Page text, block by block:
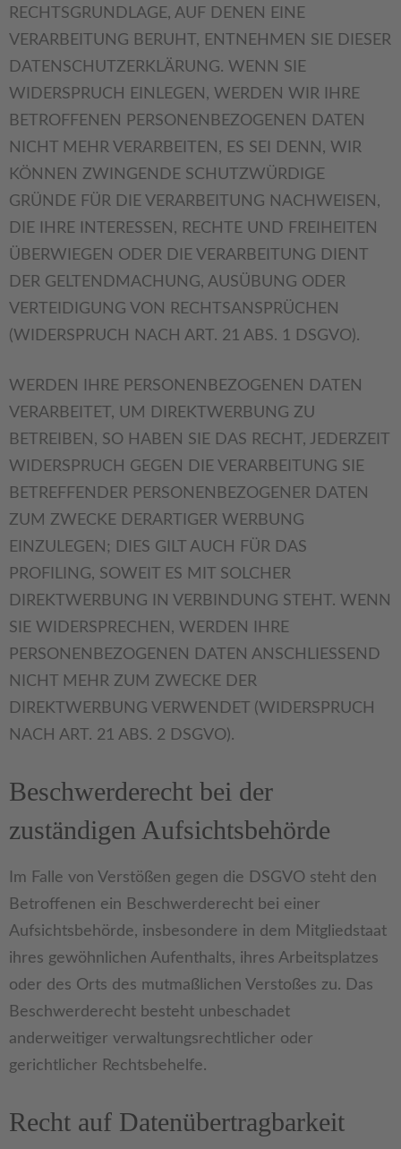
RECHTSGRUNDLAGE, AUF DENEN EINE
VERARBEITUNG BERUHT, ENTNEHMEN SIE DIESER
DATENSCHUTZERKLÄRUNG. WENN SIE
WIDERSPRUCH EINLEGEN, WERDEN WIR IHRE
BETROFFENEN PERSONENBEZOGENEN DATEN
NICHT MEHR VERARBEITEN, ES SEI DENN, WIR
KÖNNEN ZWINGENDE SCHUTZWÜRDIGE
GRÜNDE FÜR DIE VERARBEITUNG NACHWEISEN,
DIE IHRE INTERESSEN, RECHTE UND FREIHEITEN
ÜBERWIEGEN ODER DIE VERARBEITUNG DIENT
DER GELTENDMACHUNG, AUSÜBUNG ODER
VERTEIDIGUNG VON RECHTSANSPRÜCHEN
(WIDERSPRUCH NACH ART. 21 ABS. 1 DSGVO).
WERDEN IHRE PERSONENBEZOGENEN DATEN
VERARBEITET, UM DIREKTWERBUNG ZU
BETREIBEN, SO HABEN SIE DAS RECHT, JEDERZEIT
WIDERSPRUCH GEGEN DIE VERARBEITUNG SIE
BETREFFENDER PERSONENBEZOGENER DATEN
ZUM ZWECKE DERARTIGER WERBUNG
EINZULEGEN; DIES GILT AUCH FÜR DAS
PROFILING, SOWEIT ES MIT SOLCHER
DIREKTWERBUNG IN VERBINDUNG STEHT. WENN
SIE WIDERSPRECHEN, WERDEN IHRE
PERSONENBEZOGENEN DATEN ANSCHLIESSEND
NICHT MEHR ZUM ZWECKE DER
DIREKTWERBUNG VERWENDET (WIDERSPRUCH
NACH ART. 21 ABS. 2 DSGVO).
Beschwerde­recht bei der
zuständigen Aufsichts­behörde
Im Falle von Verstößen gegen die DSGVO steht den
Betroffenen ein Beschwerderecht bei einer
Aufsichtsbehörde, insbesondere in dem Mitgliedstaat
ihres gewöhnlichen Aufenthalts, ihres Arbeitsplatzes
oder des Orts des mutmaßlichen Verstoßes zu. Das
Beschwerderecht besteht unbeschadet
anderweitiger verwaltungsrechtlicher oder
gerichtlicher Rechtsbehelfe.
Recht auf Daten­übertrag­barkeit